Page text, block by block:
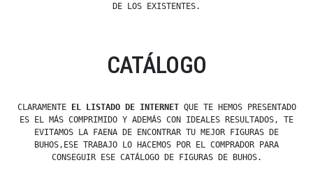
DE LOS EXISTENTES.
CATÁLOGO
CLARAMENTE EL LISTADO DE INTERNETQUE TE HEMOS PRESENTADO
ES EL MÁS COMPRIMIDO Y ADEMÁS CON IDEALES RESULTADOS, TE
EVITAMOS LA FAENA DE ENCONTRAR TU MEJOR FIGURAS DE
BUHOS,ESE TRABAJO LO HACEMOS POR EL COMPRADOR PARA
CONSEGUIR ESE CATÁLOGO DE FIGURAS DE BUHOS.